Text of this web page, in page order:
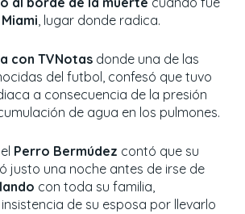
Miami , lugar donde radica.
con TVNotas donde una de las
del futbol, confesó que tuvo
a consecuencia de la presión
de agua en los pulmones.
Perro Bermúdez contó que su
justo una noche antes de irse de
con toda su familia,
de su esposa por llevarlo